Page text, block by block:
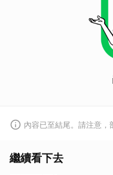
內容已至結尾。請注意，
繼續看下去